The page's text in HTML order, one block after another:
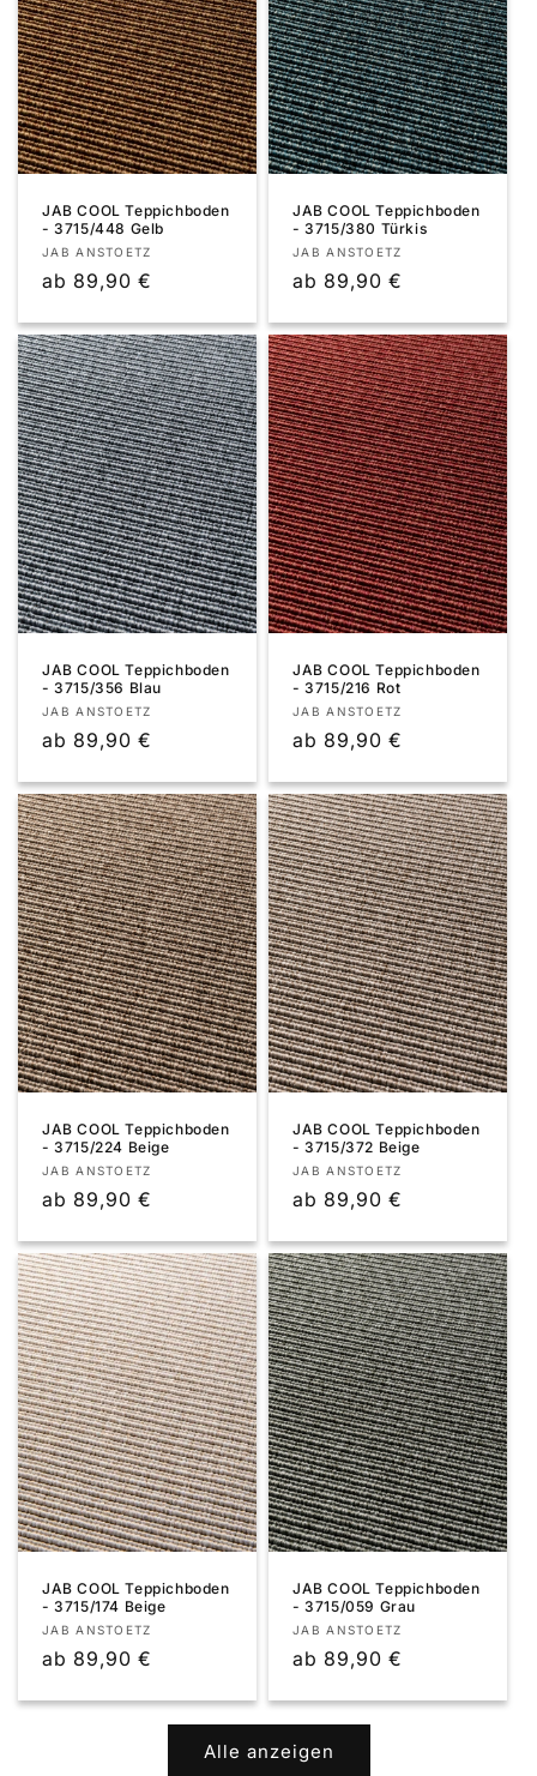
JAB COOL Teppichboden
- 3715/448 Gelb
Anbieter:
JAB ANSTOETZ
Normaler
ab 89,90 €
JAB COOL Teppichboden
- 3715/380 Türkis
Anbieter:
JAB ANSTOETZ
Normaler
ab 89,90 €
JAB COOL Teppichboden
- 3715/356 Blau
Anbieter:
JAB ANSTOETZ
Normaler
ab 89,90 €
JAB COOL Teppichboden
- 3715/216 Rot
Anbieter:
JAB ANSTOETZ
Normaler
ab 89,90 €
JAB COOL Teppichboden
- 3715/224 Beige
Anbieter:
JAB ANSTOETZ
Normaler
ab 89,90 €
JAB COOL Teppichboden
- 3715/372 Beige
Anbieter:
JAB ANSTOETZ
Normaler
ab 89,90 €
JAB COOL Teppichboden
- 3715/174 Beige
Anbieter:
JAB ANSTOETZ
Normaler
ab 89,90 €
JAB COOL Teppichboden
- 3715/059 Grau
Anbieter:
JAB ANSTOETZ
Normaler
ab 89,90 €
Alle anzeigen